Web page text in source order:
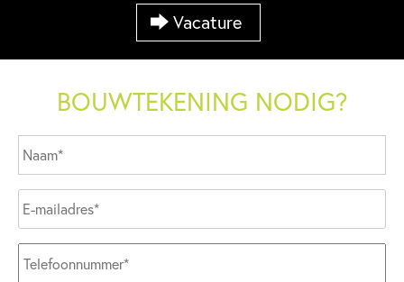
Vacature
BOUWTEKENING NODIG?